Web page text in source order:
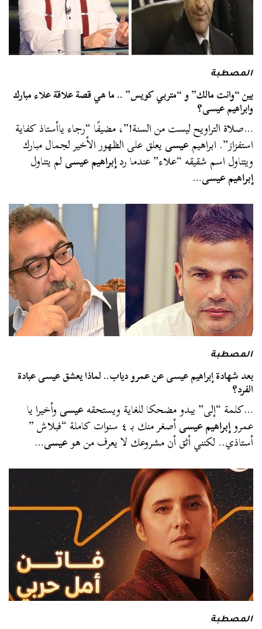
المصطبة
بين “وانت مالك” و “متربي كويس” .. ما هي قصة علاقة علاء مبارك
وابراهيم عيسى؟
…صلاة التراويح ليست من السنة!”، مضيفًا “رجاء ياأستاذ كفاية
استفزاز”. ابراهيمعيسىيعلق على الظهور الأخير لجمال مبارك
ويتناول اسم شقيقه “علاء” عندما ردإبراهيم عيسىلم يتناول
إبراهيم عيسى…
المصطبة
بعد شهادة إبراهيم عيسى عن عمرو دياب.. لماذا يعشق عيسى عبادة
الفرد؟
…كلمة “إلى” يبدو مضحكا للغاية ويستحقهعيسىوأخيرا يا
عمروإبراهيم عيسى أصغر منك بـ ٤ سنوات كاملة “فبلاش ”
أستاذي.. لكنني أثق أن مشروعك لا يعرف من هوعيسى…
المصطبة